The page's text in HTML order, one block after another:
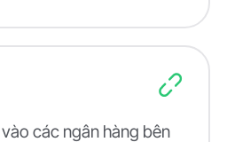
các ngân hàng bên